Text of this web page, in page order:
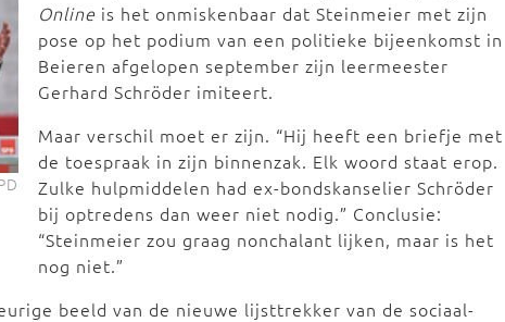
Online is het onmiskenbaar dat Steinmeier met zijn
pose op het podium van een politieke bijeenkomst in
Beieren afgelopen september zijn leermeester
Gerhard Schröder imiteert.
Maar verschil moet er zijn. “Hij heeft een briefje met
de toespraak in zijn binnenzak. Elk woord staat erop.
Zulke hulpmiddelen had ex-bondskanselier Schröder
bij optredens dan weer niet nodig.” Conclusie:
“Steinmeier zou graag nonchalant lijken, maar is het
nog niet.”
beeld van de nieuwe lijsttrekker van de sociaal-